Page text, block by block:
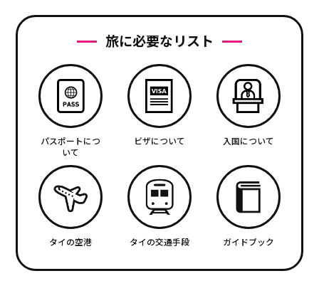
旅に必要なリスト
パスポートにつ
いて
ビザについて 入国について
タイの空港 タイの交通手段 ガイドブック